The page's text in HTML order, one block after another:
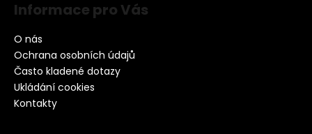
Informace pro Vás
O nás
Ochrana osobních údajů
Často kladené dotazy
Ukládání cookies
Kontakty